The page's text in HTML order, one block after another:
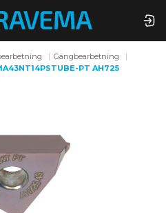
Gängbearbetning
PT AH725